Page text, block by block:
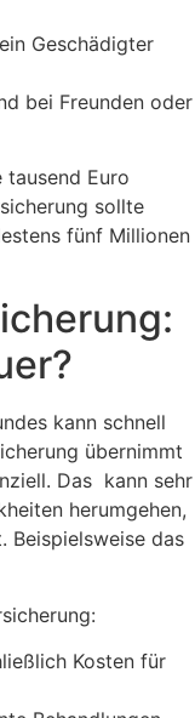
Geschädigter
bei Freunden oder
tausend Euro
sollte
fünf Millionen
kann schnell
übernimmt
Das kann sehr
herumgehen,
Beispielsweise das
Kosten für